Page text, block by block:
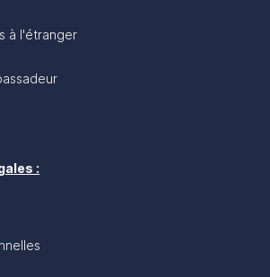
à l'étranger
: